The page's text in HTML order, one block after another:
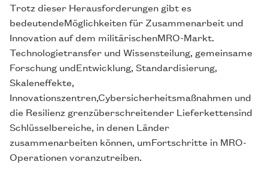
Trotz dieser Herausforderungen gibt es
bedeutendeMöglichkeiten für Zusammenarbeit und
Innovation auf dem militärischenMRO-Markt.
Technologietransfer und Wissensteilung, gemeinsame
Forschung undEntwicklung, Standardisierung,
Skaleneffekte,
Innovationszentren,Cybersicherheitsmaßnahmen und
die Resilienz grenzüberschreitender Lieferkettensind
Schlüsselbereiche, in denen Länder
zusammenarbeiten können, umFortschritte in MRO-
Operationen voranzutreiben.